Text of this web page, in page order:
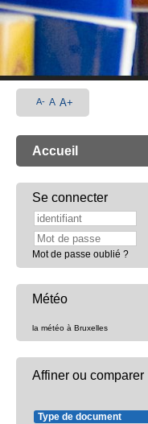
A- A A+
Accueil
Se connecter
Mot de passe oublié ?
Météo
la météo à Bruxelles
Affiner ou comparer
Type de document